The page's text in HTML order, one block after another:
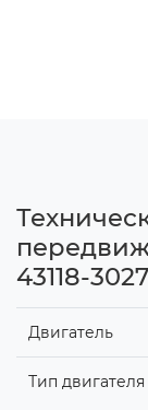
43118-
Двигатель
Тип двигателя